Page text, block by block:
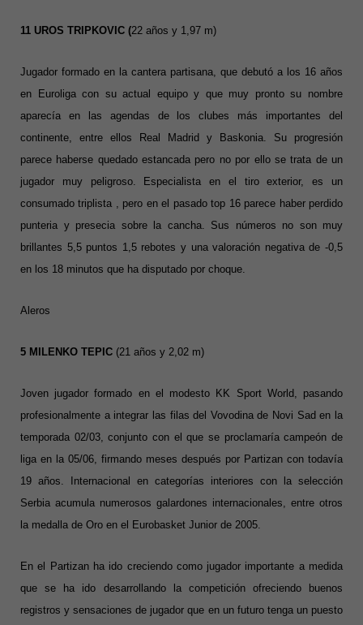
11 UROS TRIPKOVIC (22 años y 1,97 m)
Jugador formado en la cantera partisana, que debutó a los 16 años
en Euroliga con su actual equipo y que muy pronto su nombre
aparecía en las agendas de los clubes más importantes del
continente, entre ellos Real Madrid y Baskonia. Su progresión
parece haberse quedado estancada pero no por ello se trata de un
jugador muy peligroso. Especialista en el tiro exterior, es un
consumado triplista , pero en el pasado top 16 parece haber perdido
punteria y presecia sobre la cancha. Sus números no son muy
brillantes 5,5 puntos 1,5 rebotes y una valoración negativa de -0,5
en los 18 minutos que ha disputado por choque.
Aleros
5 MILENKO TEPIC (21 años y 2,02 m)
Joven jugador formado en el modesto KK Sport World, pasando
profesionalmente a integrar las filas del Vovodina de Novi Sad en la
temporada 02/03, conjunto con el que se proclamaría campeón de
liga en la 05/06, firmando meses después por Partizan con todavía
19 años. Internacional en categorías interiores con la selección
Serbia acumula numerosos galardones internacionales, entre otros
la medalla de Oro en el Eurobasket Junior de 2005.
En el Partizan ha ido creciendo como jugador importante a medida
que se ha ido desarrollando la competición ofreciendo buenos
registros y sensaciones de jugador que en un futuro tenga un puesto